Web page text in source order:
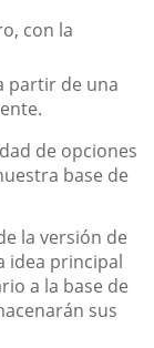
con la
partir de una
de opciones
base de
la versión de
idea principal
a la base de
sus